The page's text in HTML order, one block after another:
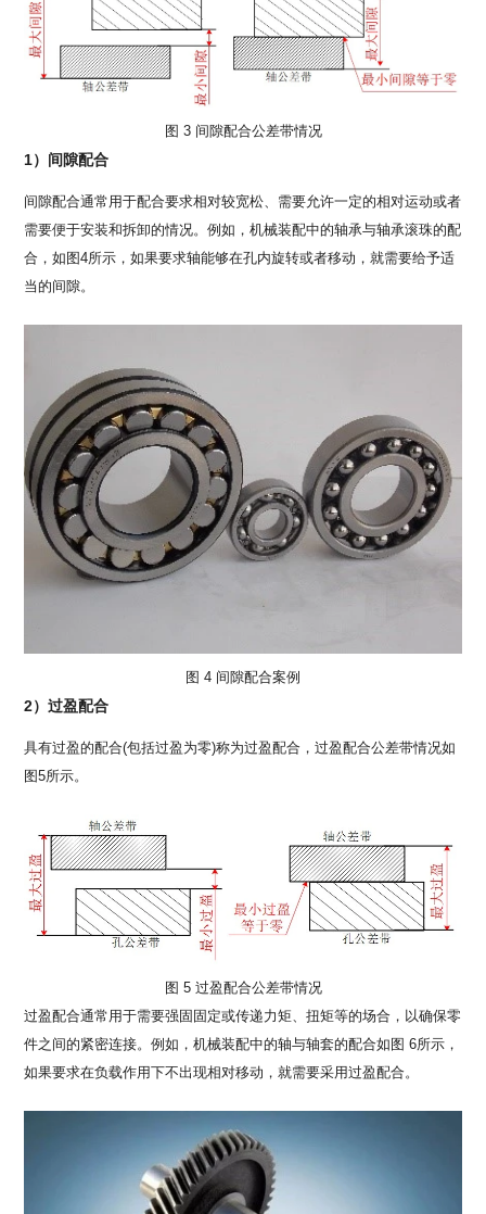
图 3 间隙配合公差带情况
1）间隙配合
间隙配合通常用于配合要求相对较宽松、需要允许一定的相对运动或者
需要便于安装和拆卸的情况。例如，机械装配中的轴承与轴承滚珠的配
合，如图4所示，如果要求轴能够在孔内旋转或者移动，就需要给予适
当的间隙。
图 4 间隙配合案例
2）过盈配合
具有过盈的配合(包括过盈为零)称为过盈配合，过盈配合公差带情况如
图5所示。
图 5 过盈配合公差带情况
过盈配合通常用于需要强固固定或传递力矩、扭矩等的场合，以确保零
件之间的紧密连接。例如，机械装配中的轴与轴套的配合如图 6所示，
如果要求在负载作用下不出现相对移动，就需要采用过盈配合。